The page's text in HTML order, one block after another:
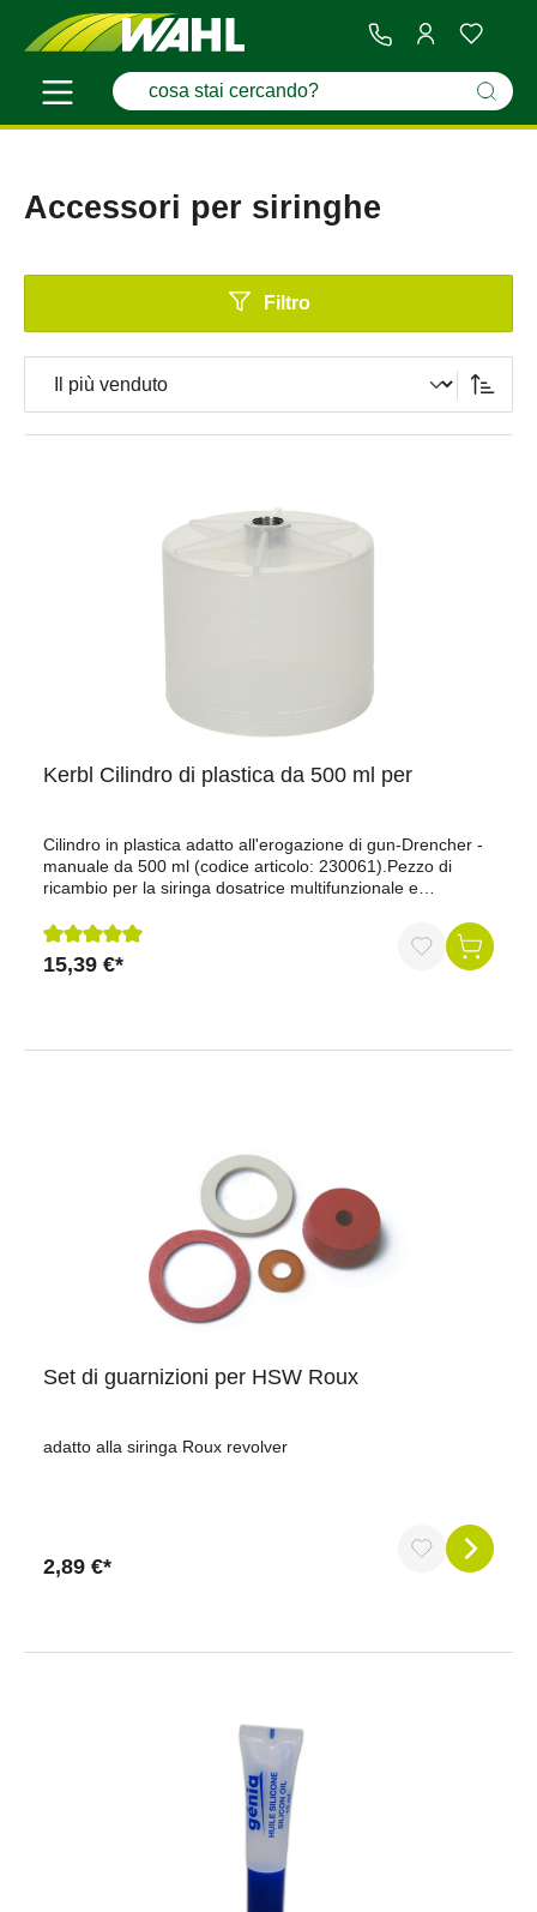
Accessori per siringhe
Filtro
Kerbl Cilindro di plastica da 500 ml per
Cilindro in plastica adatto all'erogazione di gun-Drencher -
manuale da 500 ml (codice articolo: 230061).Pezzo di
ricambio per la siringa dosatrice multifunzionale e
lanciareboli di glicole propilenico ecc.
Recensione media di 5 su 5 stelle
15,39 €*
Set di guarnizioni per HSW Roux
adatto alla siringa Roux revolver
2,89 €*